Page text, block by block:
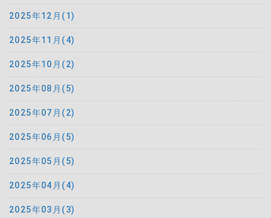
2025年12月(1)
2025年11月(4)
2025年10月(2)
2025年08月(5)
2025年07月(2)
2025年06月(5)
2025年05月(5)
2025年04月(4)
2025年03月(3)